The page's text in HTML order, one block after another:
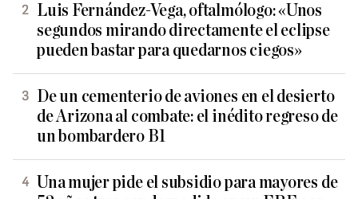
Luis Fernández-Vega, oftalmólogo: «Unos
segundos mirando directamente el eclipse
pueden bastar para quedarnos ciegos»
De un cementerio de aviones en el desierto
de Arizona al combate: el inédito regreso de
un bombardero B1
Una mujer pide el subsidio para mayores de